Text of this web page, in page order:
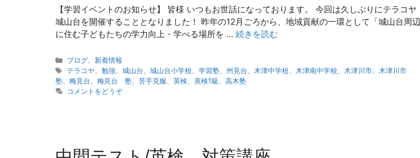
【学習イベントのお知らせ】 皆様 いつもお世話になっております。 今回は久しぶりにテラコヤ
城山台を開催することとなりました！ 昨年の12月ごろから、地域貢献の一環として「城山台周辺
に住む子どもたちの学力向上・学べる場所を … 続きを読む
カ
テ
ゴ
リ
ブログ
新着情報
タ
グ
テラコヤ 、勉強 、城山台 、城山台小学校 、学習塾 、州見台 木津中学校 木津南中学校 木津川市
木津川市
塾
梅見台 梅見台 塾 苦手克服 英検 英検1級
高木塾
コメントをどうぞ